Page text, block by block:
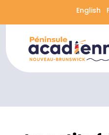
English